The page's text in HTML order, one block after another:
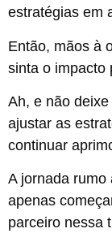
estratégias em
Então, mãos à
sinta o impacto
Ah, e não
ajustar as
continuar
A jornada rumo
apenas
parceiro nessa